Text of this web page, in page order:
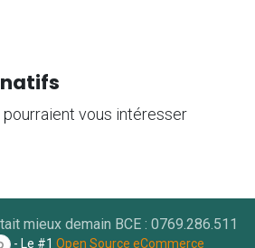
vous intéresser
mieux demain BCE : 0769.286.511
- Le #1 Open Source eCommerce